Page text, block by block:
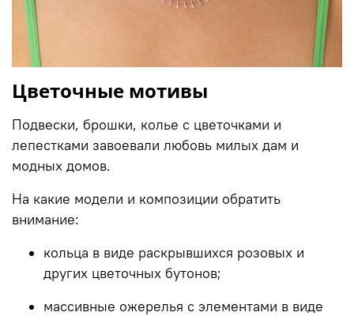
Цветочные мотивы
Подвески, брошки, колье с цветочками и
лепестками завоевали любовь милых дам и
модных домов.
На какие модели и композиции обратить
внимание:
кольца в виде раскрывшихся розовых и
других цветочных бутонов;
массивные ожерелья с элементами в виде